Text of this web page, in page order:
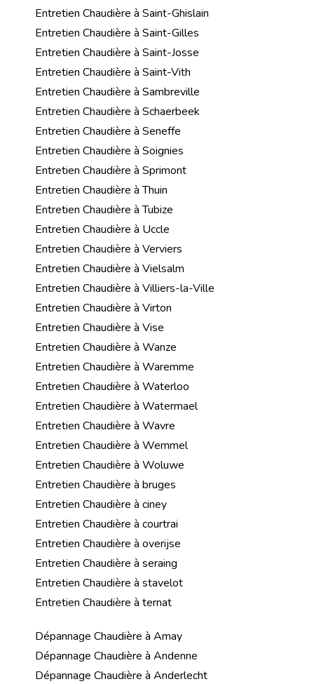
Entretien Chaudière à Saint-Ghislain
Entretien Chaudière à Saint-Gilles
Entretien Chaudière à Saint-Josse
Entretien Chaudière à Saint-Vith
Entretien Chaudière à Sambreville
Entretien Chaudière à Schaerbeek
Entretien Chaudière à Seneffe
Entretien Chaudière à Soignies
Entretien Chaudière à Sprimont
Entretien Chaudière à Thuin
Entretien Chaudière à Tubize
Entretien Chaudière à Uccle
Entretien Chaudière à Verviers
Entretien Chaudière à Vielsalm
Entretien Chaudière à Villiers-la-Ville
Entretien Chaudière à Virton
Entretien Chaudière à Vise
Entretien Chaudière à Wanze
Entretien Chaudière à Waremme
Entretien Chaudière à Waterloo
Entretien Chaudière à Watermael
Entretien Chaudière à Wavre
Entretien Chaudière à Wemmel
Entretien Chaudière à Woluwe
Entretien Chaudière à bruges
Entretien Chaudière à ciney
Entretien Chaudière à courtrai
Entretien Chaudière à overijse
Entretien Chaudière à seraing
Entretien Chaudière à stavelot
Entretien Chaudière à ternat
Dépannage Chaudière à Amay
Dépannage Chaudière à Andenne
Dépannage Chaudière à Anderlecht